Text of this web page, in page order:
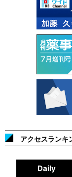
アクセスランキ
Daily